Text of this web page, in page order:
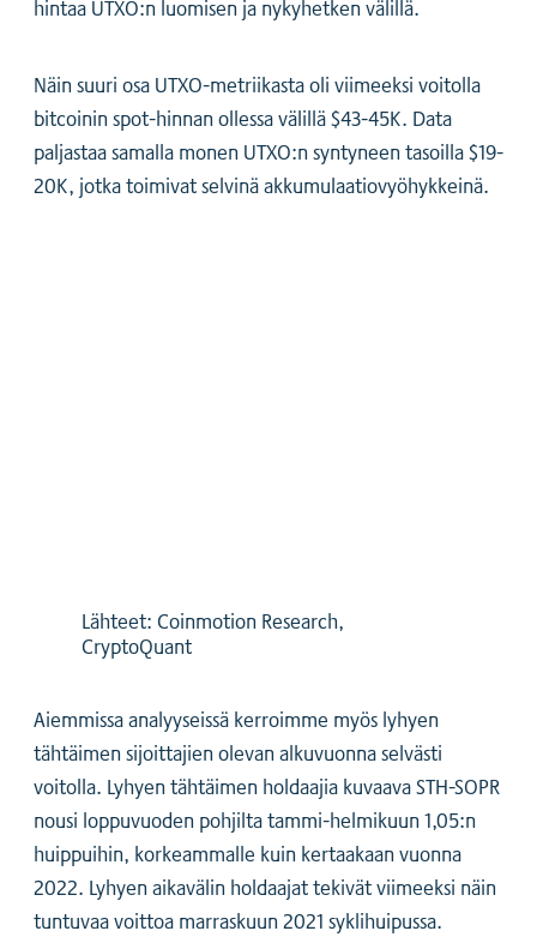
hintaa UTXO:n luomisen ja nykyhetken välillä.
Näin suuri osa UTXO-metriikasta oli viimeeksi voitolla
bitcoinin spot-hinnan ollessa välillä $43-45K. Data
paljastaa samalla monen UTXO:n syntyneen tasoilla $19-
20K, jotka toimivat selvinä akkumulaatiovyöhykkeinä.
Lähteet: Coinmotion Research,
CryptoQuant
Aiemmissa analyyseissä kerroimme myös lyhyen
tähtäimen sijoittajien olevan alkuvuonna selvästi
voitolla. Lyhyen tähtäimen holdaajia kuvaava STH-SOPR
nousi loppuvuoden pohjilta tammi-helmikuun 1,05:n
huippuihin, korkeammalle kuin kertaakaan vuonna
2022. Lyhyen aikavälin holdaajat tekivät viimeeksi näin
tuntuvaa voittoa marraskuun 2021 syklihuipussa.